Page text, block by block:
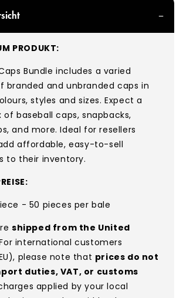
PRODUKT:
Bundle includes a varied
branded and unbranded caps in
styles and sizes. Expect a
of baseball caps, snapbacks,
and more. Ideal for resellers
affordable, easy-to-sell
to their inventory.
- 50 pieces per bale
shipped from the United
international customers
please note that prices do not
duties, VAT, or customs
applied by your local